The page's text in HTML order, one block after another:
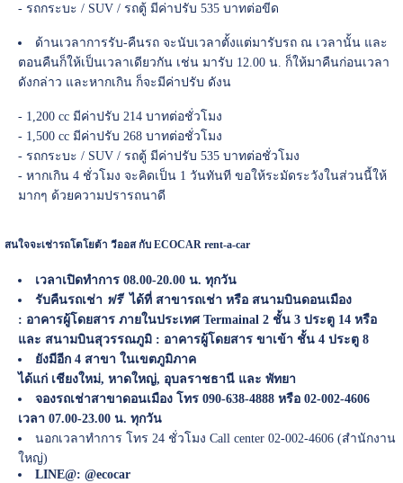
- รถกระบะ / SUV / รถตู้ มีค่าปรับ 535 บาทต่อขีด
ด้านเวลาการรับ-คืนรถ จะนับเวลาตั้งแต่มารับรถ ณ เวลานั้น และ
ตอนคืนก็ให้เป็นเวลาเดียวกัน เช่น มารับ 12.00 น. ก็ให้มาคืนก่อนเวลา
ดังกล่าว และหากเกิน ก็จะมีค่าปรับ ดังน
- 1,200 cc มีค่าปรับ 214 บาทต่อชั่วโมง
- 1,500 cc มีค่าปรับ 268 บาทต่อชั่วโมง
- รถกระบะ / SUV / รถตู้ มีค่าปรับ 535 บาทต่อชั่วโมง
- หากเกิน 4 ชั่วโมง จะคิดเป็น 1 วันทันที ขอให้ระมัดระวังในส่วนนี้ให้
มากๆ ด้วยความปรารถนาดี
สนใจจะเช่ารถโตโยต้า วีออส กับ ECOCAR rent-a-car
เวลาเปิดทำการ 08.00-20.00 น. ทุกวัน
รับคืนรถเช่า ฟรีได้ที่ สาขารถเช่า หรือ สนามบินดอนเมือง
: อาคารผู้โดยสาร ภายในประเทศ Termainal 2 ชั้น 3 ประตู 14 หรือ
และ สนามบินสุวรรณภูมิ : อาคารผู้โดยสาร ขาเข้า ชั้น 4 ประตู 8
ยังมีอีก 4 สาขา ในเขตภูมิภาค
ได้แก่ เชียงใหม่, หาดใหญ่, อุบลราชธานีและ พัทยา
จองรถเช่าสาขาดอนเมือง โทร 090-638-4888 หรือ 02-002-4606
เวลา 07.00-23.00 น. ทุกวัน
นอกเวลาทำการ โทร 24 ชั่วโมง Call center 02-002-4606 (สำนักงาน
ใหญ่)
LINE@: @ecocar